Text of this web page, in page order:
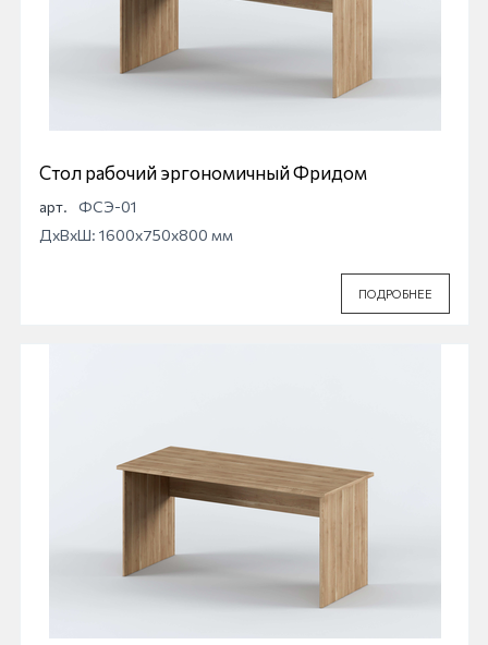
Стол рабочий эргономичный Фридом
арт.
ФСЭ-01
ДхВхШ: 1600x750x800 мм
ПОДРОБНЕЕ